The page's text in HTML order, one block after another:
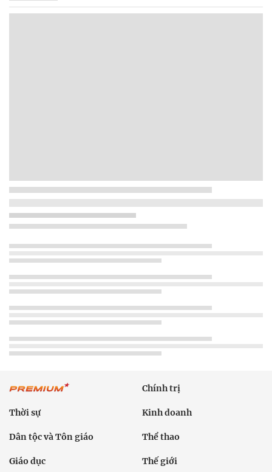
Chính trị
Thời sự Kinh doanh
Dân tộc và Tôn giáo Thể thao
Giáo dục Thế giới